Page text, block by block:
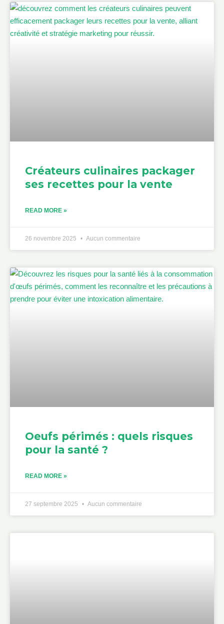
Créateurs culinaires packager
ses recettes pour la vente
READ MORE »
26 novembre 2025 Aucun commentaire
Oeufs périmés : quels risques
pour la santé ?
READ MORE »
27 septembre 2025 Aucun commentaire